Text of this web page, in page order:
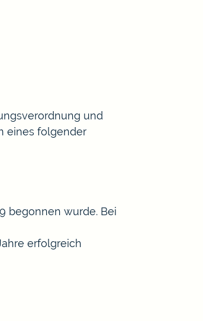
und
eines folgender
begonnen wurde. Bei
erfolgreich